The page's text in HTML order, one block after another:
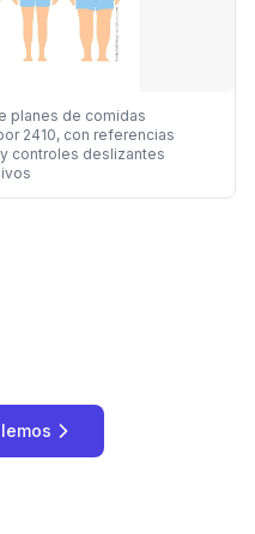
planes de comidas
2410, con referencias
controles deslizantes